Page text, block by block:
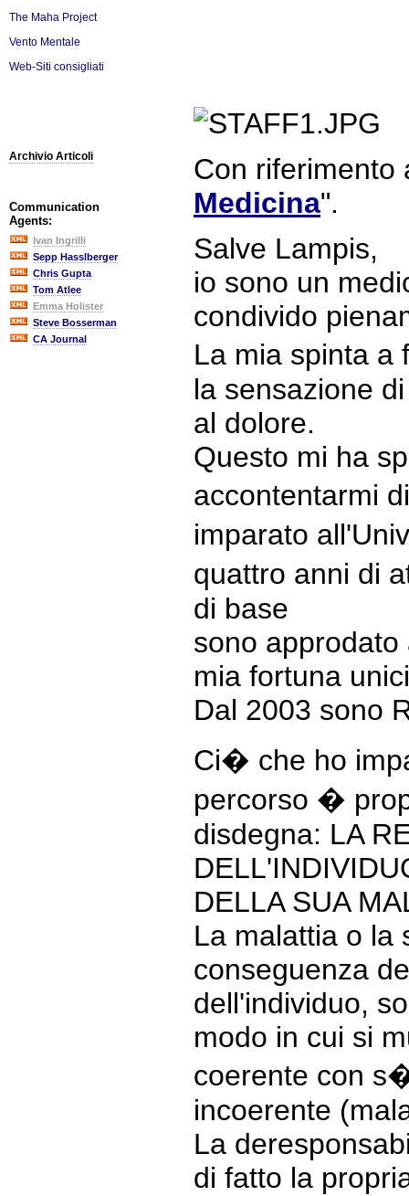
The Maha Project
Vento Mentale
Web-Siti consigliati
Archivio Articoli
Communication
Agents:
Ivan Ingrilli
Sepp Hasslberger
Chris Gupta
Tom Atlee
Emma Holister
Steve Bosserman
CA Journal
Con riferimento
Medicina".
Salve Lampis,
io sono un
condivido
La mia spinta
la sensazione
al dolore.
Questo mi ha
accontentarmi
imparato
quattro anni di
di base
sono
mia fortuna
Dal 2003 sono
Ci� che ho
percorso �
disdegna: LA
DELLA SUA
La malattia o la
conseguenza
dell'individuo,
modo in cui si
coerente con
incoerente
La
di fatto la